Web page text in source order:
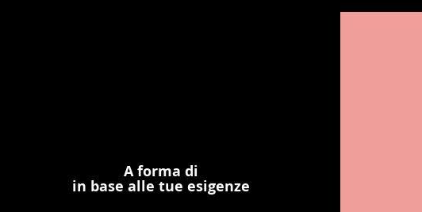
A forma di
in base alle tue esigenze